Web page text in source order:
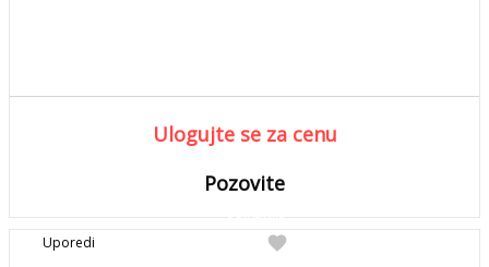
Ulogujte se za cenu
Pozovite
DETALJNIJE
Detaljnijefavorite
Uporedi